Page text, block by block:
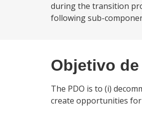
during the transition
following sub-
Objetivo
The PDO is to (i)
create opportunities